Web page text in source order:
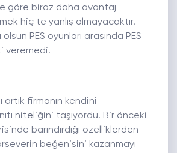
göre biraz daha avantaj
hiç te yanlış olmayacaktır.
PES oyunları arasında PES
veremedi.
artık firmanın kendini
niteliğini taşıyordu. Bir önceki
barındırdığı özelliklerden
beğenisini kazanmayı